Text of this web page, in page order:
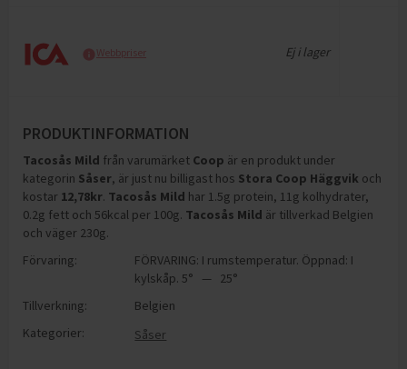
Webbpriser Ej i lager
PRODUKTINFORMATION
Tacosås Mild från varumärket Coop är en produkt under
kategorin Såser, är just nu billigast hos Stora Coop Häggvik och
kostar 12,78kr. Tacosås Mild har 1.5g protein, 11g kolhydrater,
0.2g fett och 56kcal per 100g. Tacosås Mild är tillverkad Belgien
och väger 230g.
Förvaring:
FÖRVARING: I rumstemperatur. Öppnad: I
kylskåp. 5° — 25°
Tillverkning:
Belgien
Kategorier:
Såser